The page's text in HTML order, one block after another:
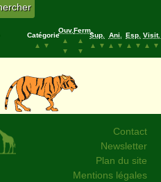
Catégorie
▲
▼
Ouv.
▲
▼
Ferm.
▲
▼
Sup.
▲
▼
Ani.
▲
▼
Esp.
▲
▼
Visit.
▲
▼
Contact
Newsletter
Plan du site
Mentions légales